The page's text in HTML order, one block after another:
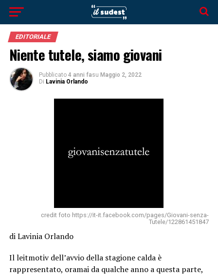
EDITORIALE
Niente tutele, siamo giovani
Pubblicato 4 anni fasu Maggio 2, 2022
Di Lavinia Orlando
credit foto https://it-it.facebook.com/pages/Giovani-senza-
Tutele/122861451847
di Lavinia Orlando
Il leitmotiv dell’avvio della stagione calda è
rappresentato, oramai da qualche anno a questa parte,